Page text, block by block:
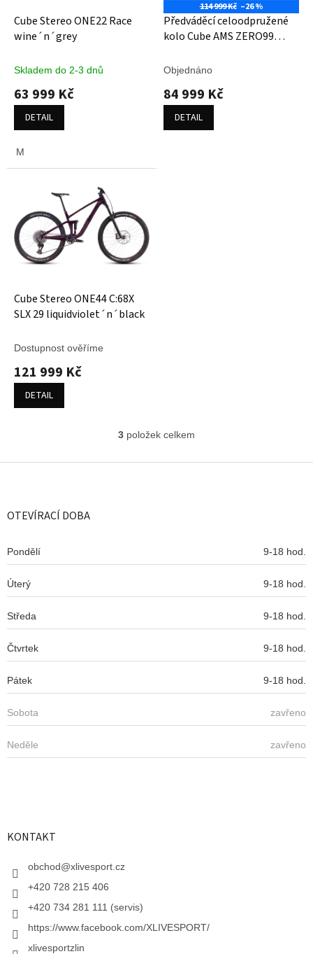
Cube Stereo ONE22 Race
wine´n´grey
Skladem do 2-3 dnů
63 999 Kč
DETAIL
M
114 999 Kč –26 %
Předváděcí celoodpružené
kolo Cube AMS ZERO99
´black
Objednáno
84 999 Kč
DETAIL
Cube Stereo ONE44 C:68X
SLX 29 liquidviolet´n´black
Dostupnost ověříme
121 999 Kč
DETAIL
O
l
r
y
ý
s
3 položek celkem
Z
OTEVÍRACÍ DOBA
Pondělí 9-18 hod.
Úterý 9-18 hod.
Středa 9-18 hod.
Čtvrtek 9-18 hod.
Pátek 9-18 hod.
Sobota zavřeno
Neděle zavřeno
KONTAKT
obchod@xlivesport.cz
+420 728 215 406
+420 734 281 111 (servis)
https://www.facebook.com/XLIVESPORT/
xlivesportzlin